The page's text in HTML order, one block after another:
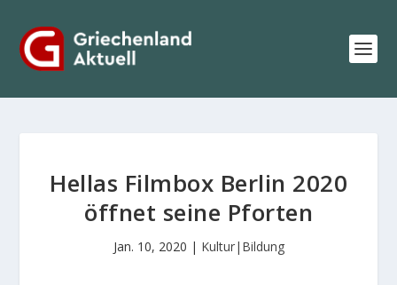
Hellas Filmbox Berlin 2020
öffnet seine Pforten
Jan. 10, 2020 | Kultur|Bildung